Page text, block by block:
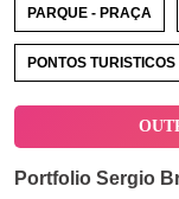
PARQUE - PRAÇA
PONTOS TURISTICOS
Portfolio Sergio